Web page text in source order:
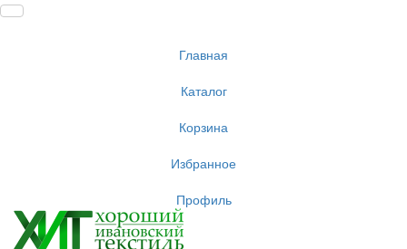
Главная
Каталог
Корзина
Избранное
Профиль